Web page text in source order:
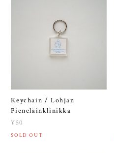
Keychain / Lohjan
Pieneläinklinikka
¥50
SOLD OUT